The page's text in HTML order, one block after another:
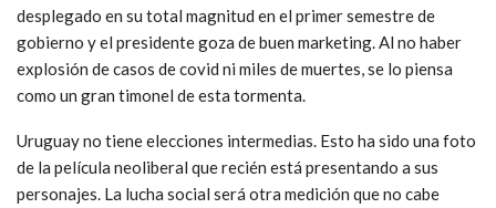
desplegado en su total magnitud en el primer semestre de
gobierno y el presidente goza de buen marketing. Al no haber
explosión de casos de covid ni miles de muertes, se lo piensa
como un gran timonel de esta tormenta.
Uruguay no tiene elecciones intermedias. Esto ha sido una foto
de la película neoliberal que recién está presentando a sus
personajes. La lucha social será otra medición que no cabe